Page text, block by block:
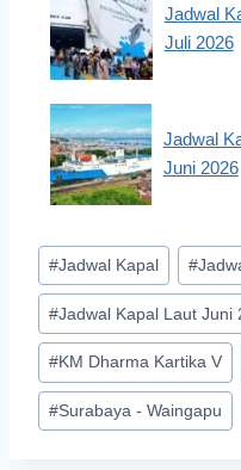
Jadwal
Juli 2026
Jadwal
Juni 2026
Post
Tags:
#Jadwal Kapal #
#Jadwal Kapal Laut Juni
#KM Dharma Kartika V
#Surabaya - Waingapu